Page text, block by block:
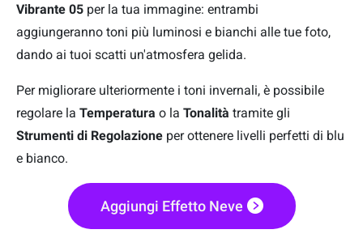
Vibrante 05 per la tua immagine: entrambi
aggiungeranno toni più luminosi e bianchi alle tue foto,
dando ai tuoi scatti un'atmosfera gelida.
Per migliorare ulteriormente i toni invernali, è possibile
regolare la Temperatura o la Tonalità tramite gli
Strumenti di Regolazione per ottenere livelli perfetti di blu
e bianco.
Aggiungi Effetto Neve